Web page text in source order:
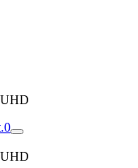
UHD
0
UHD